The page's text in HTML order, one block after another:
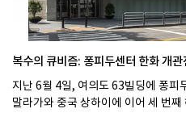
복수의 큐비즘: 퐁피두센터 한화 개
지난 6월 4일, 여의도 63빌딩에 퐁피
말라가와 중국 상하이에 이어 세 번째